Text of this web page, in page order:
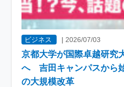
ビジネス | 2026/07/03
京都大学が国際卓越研究
へ 吉田キャンパスから
の大規模改革